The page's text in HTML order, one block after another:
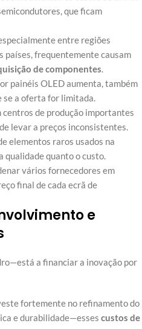
que ficam
entre regiões
países, frequentemente causam
de componentes.
painéis OLED aumenta, também
a oferta for limitada.
de produção importantes
levar a preços inconsistentes.
elementos raros usados na
qualidade quanto o custo.
vários fornecedores em
final de cada ecrã de
e
a financiar a inovação por
fortemente no refinamento do
e durabilidade—esses custos de